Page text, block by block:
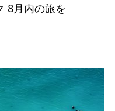
8月内の旅を